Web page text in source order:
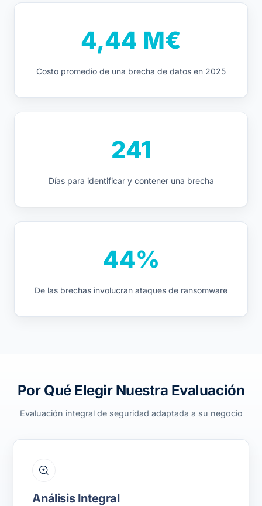
4,44 M€
Costo promedio de una brecha de datos en 2025
241
Días para identificar y contener una brecha
44%
De las brechas involucran ataques de ransomware
Por Qué Elegir Nuestra Evaluación
Evaluación integral de seguridad adaptada a su negocio
Análisis Integral